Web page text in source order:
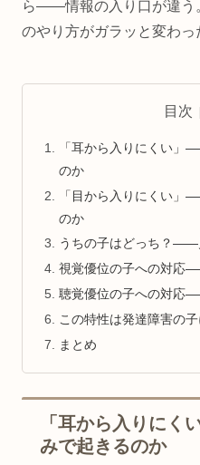
ら——情報の入り口が違う
のやり方がガラッと変わっ
目次
「耳から入りにくい」
のか
「目から入りにくい」
のか
うちの子はどっち？——
視覚優位の子への対応
聴覚優位の子への対応
この特性は発達障害の
まとめ
「耳から入りに
みで起きるのか